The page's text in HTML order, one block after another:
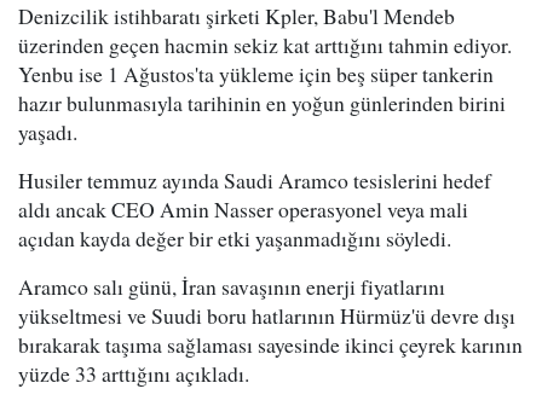
Denizcilik istihbaratı şirketi Kpler, Babu'l Mendeb
üzerinden geçen hacmin sekiz kat arttığını tahmin ediyor.
Yenbu ise 1 Ağustos'ta yükleme için beş süper tankerin
hazır bulunmasıyla tarihinin en yoğun günlerinden birini
yaşadı.
Husiler temmuz ayında Saudi Aramco tesislerini hedef
aldı ancak CEO Amin Nasser operasyonel veya mali
açıdan kayda değer bir etki yaşanmadığını söyledi.
Aramco salı günü, İran savaşının enerji fiyatlarını
yükseltmesi ve Suudi boru hatlarının Hürmüz'ü devre dışı
bırakarak taşıma sağlaması sayesinde ikinci çeyrek karının
yüzde 33 arttığını açıkladı.